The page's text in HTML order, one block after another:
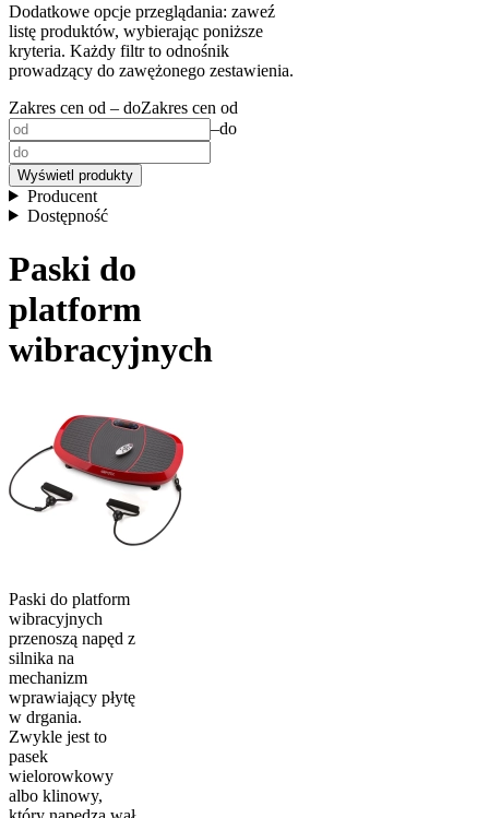
Dodatkowe opcje przeglądania: zaweź
listę produktów, wybierając poniższe
kryteria. Każdy filtr to odnośnik
prowadzący do zawężonego zestawienia.
Zakres cen od – doZakres cen od
–do
Wyświetl produkty
Producent
Dostępność
Paski do
platform
wibracyjnych
Paski do platform
wibracyjnych
przenoszą napęd z
silnika na
mechanizm
wprawiający płytę
w drgania.
Zwykle jest to
pasek
wielorowkowy
albo klinowy,